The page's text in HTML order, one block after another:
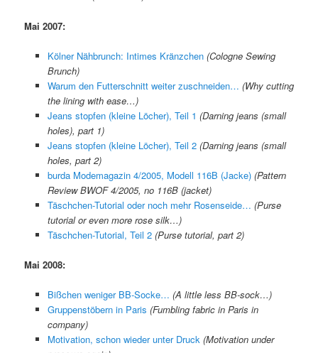
Mai 2007:
Kölner Nähbrunch: Intimes Kränzchen (Cologne Sewing
Brunch)
Warum den Futterschnitt weiter zuschneiden… (Why cutting
the lining with ease…)
Jeans stopfen (kleine Löcher), Teil 1 (Darning jeans (small
holes), part 1)
Jeans stopfen (kleine Löcher), Teil 2 (Darning jeans (small
holes, part 2)
burda Modemagazin 4/2005, Modell 116B (Jacke) (Pattern
Review BWOF 4/2005, no 116B (jacket)
Täschchen-Tutorial oder noch mehr Rosenseide… (Purse
tutorial or even more rose silk…)
Täschchen-Tutorial, Teil 2 (Purse tutorial, part 2)
Mai 2008:
Bißchen weniger BB-Socke… (A little less BB-sock…)
Gruppenstöbern in Paris (Fumbling fabric in Paris in
company)
Motivation, schon wieder unter Druck (Motivation under